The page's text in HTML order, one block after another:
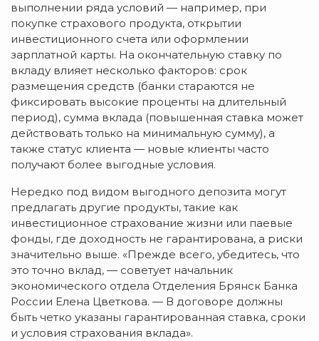
выполнении ряда условий — например, при
покупке страхового продукта, открытии
инвестиционного счета или оформлении
зарплатной карты. На окончательную ставку по
вкладу влияет несколько факторов: срок
размещения средств (банки стараются не
фиксировать высокие проценты на длительный
период), сумма вклада (повышенная ставка может
действовать только на минимальную сумму), а
также статус клиента — новые клиенты часто
получают более выгодные условия.
Нередко под видом выгодного депозита могут
предлагать другие продукты, такие как
инвестиционное страхование жизни или паевые
фонды, где доходность не гарантирована, а риски
значительно выше. «Прежде всего, убедитесь, что
это точно вклад, — советует начальник
экономического отдела Отделения Брянск Банка
России Елена Цветкова. — В договоре должны
быть четко указаны гарантированная ставка, сроки
и условия страхования вклада».